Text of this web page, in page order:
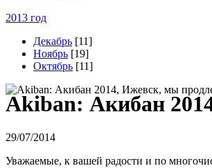
2013 год
Декабрь [11]
Ноябрь [19]
Октябрь [11]
Akiban: Акибан
29/07/2014
Уважаемые, к вашей радости и по